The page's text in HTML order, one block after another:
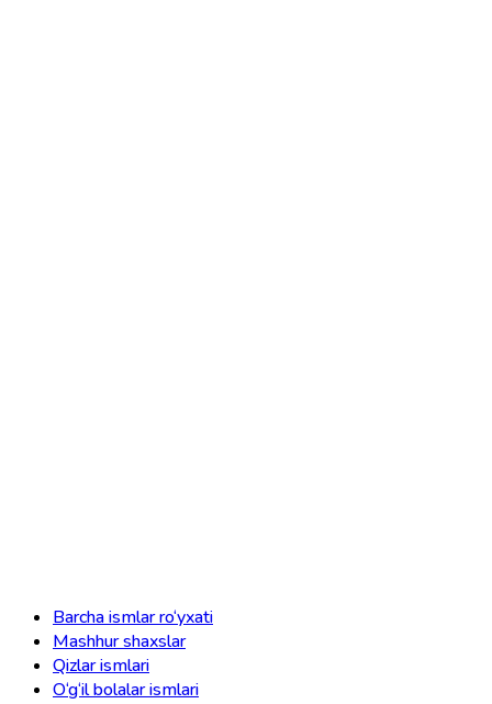
Barcha ismlar ro‘yxati
Mashhur shaxslar
Qizlar ismlari
O‘g‘il bolalar ismlari